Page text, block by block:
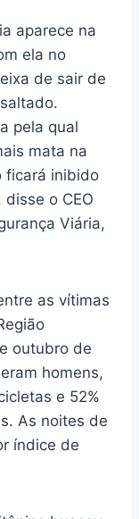
aparece na
ela no
de sair de
pela qual
mata na
ficará inibido
o CEO
Viária,
as vítimas
outubro de
homens,
e 52%
As noites de
índice de